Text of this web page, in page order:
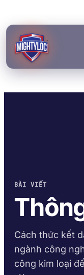
DÁN KẾT & ĐÓNG
Keo Bề Mặt Rắn
XÂY DỰNG & GIA
Gia công kim loại
Xây dựng
TÀI LIỆU
Thư viện TDS
Theo dòng
Tờ dữ liệu an toàn
BÀI VIẾT
Cách thức kết
ngành công
công kim loại